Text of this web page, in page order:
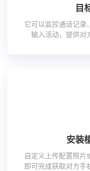
目
它可以监控通话记录
输入活动，提供对
安装
自定义上传配置照片
即可完成获取对方手